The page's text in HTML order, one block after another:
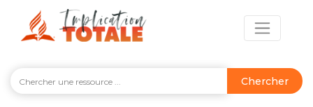
Chercher